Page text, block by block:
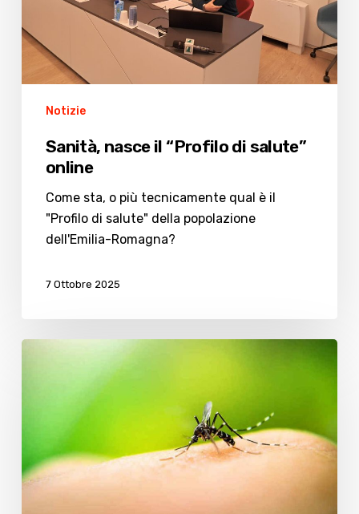
Notizie
Sanità, nasce il “Profilo di salute”
online
Come sta, o più tecnicamente qual è il
"Profilo di salute" della popolazione
dell'Emilia-Romagna?
7 Ottobre 2025
Chikungunya
Cesenatico